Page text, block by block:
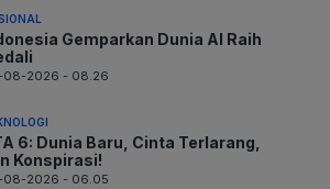
Gemparkan Dunia AI Raih
08-2026 - 08.26
6: Dunia Baru, Cinta Terlarang,
Konspirasi!
08-2026 - 06.05